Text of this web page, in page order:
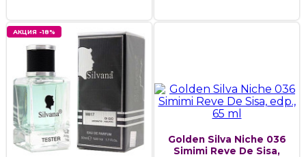
АКЦИЯ -18%
Golden Silva Niche 036
Simimi Reve De Sisa,